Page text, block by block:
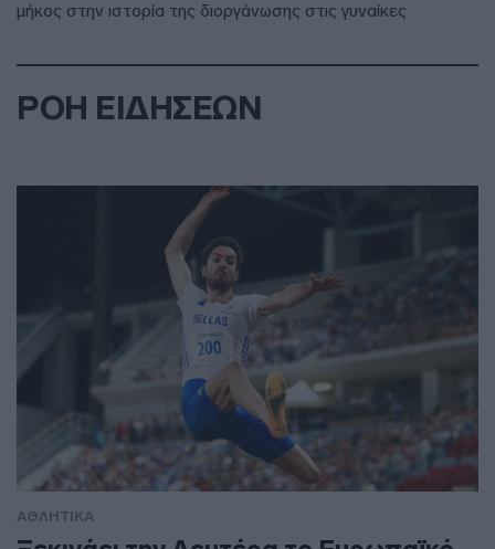
μήκος στην ιστορία της διοργάνωσης στις γυναίκες
ΡΟΗ ΕΙΔΗΣΕΩΝ
ΑΘΛΗΤΙΚΑ